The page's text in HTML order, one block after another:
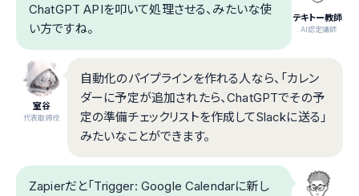
テキトー教師
.AI認定講師
ChatGPT APIを叩いて処理させる、みたいな使
い方ですね。
室谷
代表取締役
自動化のパイプラインを作れる人なら、「カレン
ダーに予定が追加されたら、ChatGPTでその予
定の準備チェックリストを作成してSlackに送る」
みたいなことができます。
Zapierだと「Trigger: Google Calendarに新し